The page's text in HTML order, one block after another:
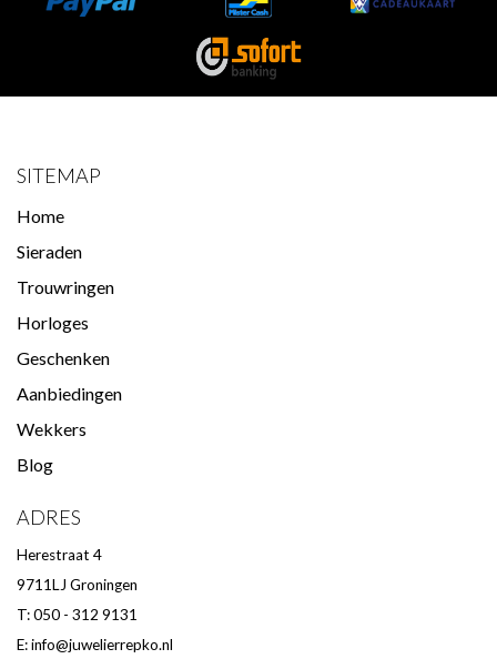
SITEMAP
Home
Sieraden
Trouwringen
Horloges
Geschenken
Aanbiedingen
Wekkers
Blog
ADRES
Herestraat 4
9711LJ Groningen
T: 050 - 312 9131
E:info@juwelierrepko.nl